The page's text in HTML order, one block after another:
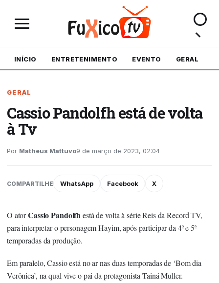
INÍCIO ENTRETENIMENTO EVENTO GERAL
GERAL
Cassio Pandolfh está de volta
à Tv
Por Matheus Mattuvo9 de março de 2023, 02:04
COMPARTILHE WhatsApp Facebook X
O atorCassio Pandolfhestá de volta à série Reis da Record TV,
para interpretar o personagem Hayim, após participar da 4ª e 5ª
temporadas da produção.
Em paralelo, Cassio está no ar nas duas temporadas de ‘Bom dia
Verônica’, na qual vive o pai da protagonista Tainá Muller.